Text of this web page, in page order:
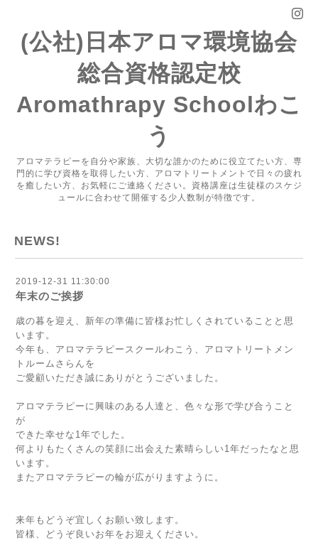
(公社)日本アロマ環境協会
総合資格認定校
Aromathrapy Schoolわこ
う
アロマテラピーを自分や家族、大切な誰かのために役立てたい方、専
門的に学び資格を取得したい方、アロマトリートメントで日々の疲れ
を癒したい方、お気軽にご連絡ください。資格講座は生徒様のスケジ
ュールに合わせて開催する少人数制が特徴です。
NEWS!
2019-12-31 11:30:00
年末のご挨拶
歳の暮を迎え、新年の準備に皆様お忙しくされていることと思
います。
今年も、アロマテラピースクールわこう、アロマトリートメン
トルームさらんを
ご愛顧いただき誠にありがとうございました。
アロマテラピーに興味のある人達と、色々な形で学び合うこと
が
できた幸せな1年でした。
何よりもたくさんの笑顔に出会えた素晴らしい1年だったなと思
います。
またアロマテラピーの輪が広がりますように。
来年もどうぞ宜しくお願い致します。
皆様、どうぞ良いお年をお迎えください。